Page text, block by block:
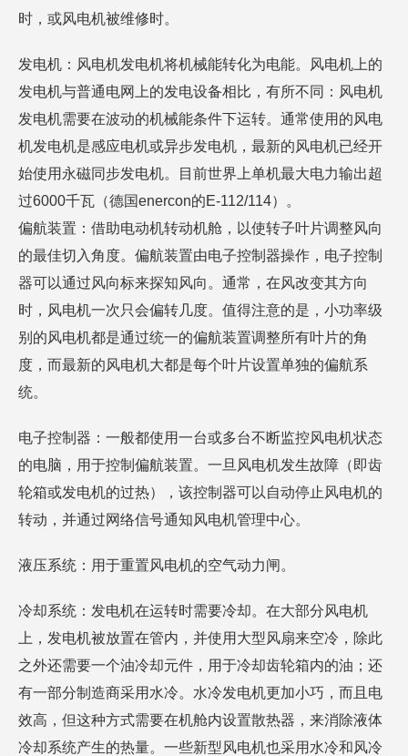
时，或风电机被维修时。
发电机：风电机发电机将机械能转化为电能。风电机上的
发电机与普通电网上的发电设备相比，有所不同：风电机
发电机需要在波动的机械能条件下运转。通常使用的风电
机发电机是感应电机或异步发电机，最新的风电机已经开
始使用永磁同步发电机。目前世界上单机最大电力输出超
过6000千瓦（德国enercon的E-112/114）。
偏航装置：借助电动机转动机舱，以使转子叶片调整风向
的最佳切入角度。偏航装置由电子控制器操作，电子控制
器可以通过风向标来探知风向。通常，在风改变其方向
时，风电机一次只会偏转几度。值得注意的是，小功率级
别的风电机都是通过统一的偏航装置调整所有叶片的角
度，而最新的风电机大都是每个叶片设置单独的偏航系
统。
电子控制器：一般都使用一台或多台不断监控风电机状态
的电脑，用于控制偏航装置。一旦风电机发生故障（即齿
轮箱或发电机的过热），该控制器可以自动停止风电机的
转动，并通过网络信号通知风电机管理中心。
液压系统：用于重置风电机的空气动力闸。
冷却系统：发电机在运转时需要冷却。在大部分风电机
上，发电机被放置在管内，并使用大型风扇来空冷，除此
之外还需要一个油冷却元件，用于冷却齿轮箱内的油；还
有一部分制造商采用水冷。水冷发电机更加小巧，而且电
效高，但这种方式需要在机舱内设置散热器，来消除液体
冷却系统产生的热量。一些新型风电机也采用水冷和风冷